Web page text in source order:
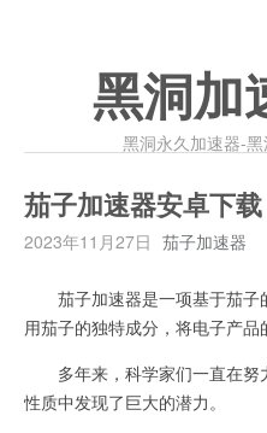
黑洞加
黑洞永久加速器-
茄子加速器安卓下载
2023年11月27日 茄子加速器
茄子加速器是一项基于茄子
用茄子的独特成分，将电子产品
多年来，科学家们一直在努
性质中发现了巨大的潜力。